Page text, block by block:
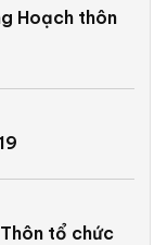
Hoạch thôn
tổ chức